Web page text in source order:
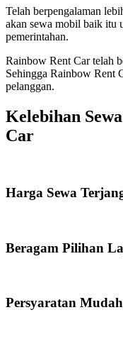
Telah berpengalaman
akan sewa mobil baik itu
pemerintahan.
Rainbow Rent Car telah
Sehingga Rainbow Rent
pelanggan.
Kelebihan
Car
Harga Sewa
Beragam Pilihan
Persyaratan Mudah